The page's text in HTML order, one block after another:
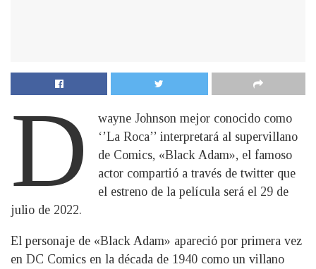
D
wayne Johnson mejor conocido como
‘’La Roca’’ interpretará al supervillano
de Comics, «Black Adam», el famoso
actor compartió a través de twitter que
el estreno de la película será el 29 de
julio de 2022.
El personaje de «Black Adam» apareció por primera vez
en DC Comics en la década de 1940 como un villano